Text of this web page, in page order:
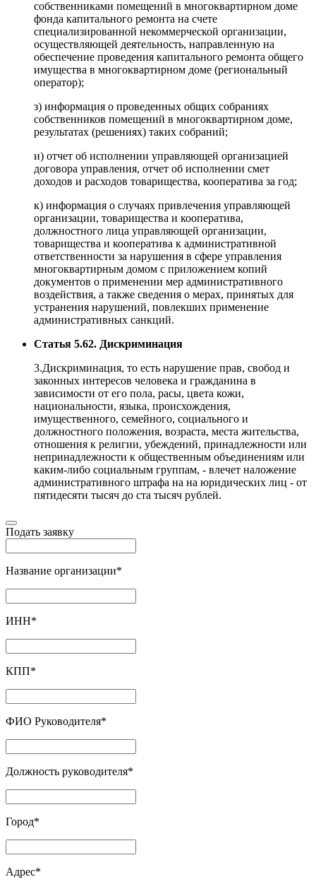
собственниками помещений в многоквартирном доме
фонда капитального ремонта на счете
специализированной некоммерческой организации,
осуществляющей деятельность, направленную на
обеспечение проведения капитального ремонта общего
имущества в многоквартирном доме (региональный
оператор);
з) информация о проведенных общих собраниях
собственников помещений в многоквартирном доме,
результатах (решениях) таких собраний;
и) отчет об исполнении управляющей организацией
договора управления, отчет об исполнении смет
доходов и расходов товарищества, кооператива за год;
к) информация о случаях привлечения управляющей
организации, товарищества и кооператива,
должностного лица управляющей организации,
товарищества и кооператива к административной
ответственности за нарушения в сфере управления
многоквартирным домом с приложением копий
документов о применении мер административного
воздействия, а также сведения о мерах, принятых для
устранения нарушений, повлекших применение
административных санкций.
Статья 5.62. Дискриминация
3.Дискриминация, то есть нарушение прав, свобод и
законных интересов человека и гражданина в
зависимости от его пола, расы, цвета кожи,
национальности, языка, происхождения,
имущественного, семейного, социального и
должностного положения, возраста, места жительства,
отношения к религии, убеждений, принадлежности или
непринадлежности к общественным объединениям или
каким-либо социальным группам, - влечет наложение
административного штрафа на на юридических лиц - от
пятидесяти тысяч до ста тысяч рублей.
Подать заявку
Название организации*
ИНН*
КПП*
ФИО Руководителя*
Должность руководителя*
Город*
Адрес*